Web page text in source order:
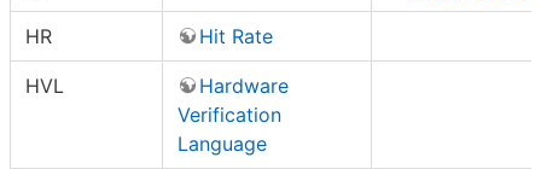
HR Hit Rate
HVL
Hardware
Verification
Language